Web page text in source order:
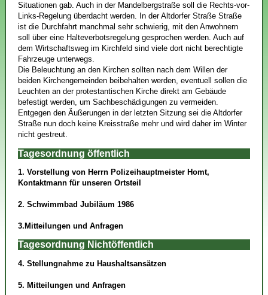
Situationen gab. Auch in der Mandelbergstraße soll die Rechts-vor-
Links-Regelung überdacht werden. In der Altdorfer Straße Straße
ist die Durchfahrt manchmal sehr schwierig, mit den Anwohnern
soll über eine Halteverbotsregelung gesprochen werden. Auch auf
dem Wirtschaftsweg im Kirchfeld sind viele dort nicht berechtigte
Fahrzeuge unterwegs.
Die Beleuchtung an den Kirchen sollten nach dem Willen der
beiden Kirchengemeinden beibehalten werden, eventuell sollen die
Leuchten an der protestantischen Kirche direkt am Gebäude
befestigt werden, um Sachbeschädigungen zu vermeiden.
Entgegen den Äußerungen in der letzten Sitzung sei die Altdorfer
Straße nun doch keine Kreisstraße mehr und wird daher im Winter
nicht gestreut.
Tagesordnung öffentlich
1. Vorstellung von Herrn Polizeihauptmeister Homt,
Kontaktmann für unseren Ortsteil
2. Schwimmbad Jubiläum 1986
3.Mitteilungen und Anfragen
Tagesordnung Nichtöffentlich
4. Stellungnahme zu Haushaltsansätzen
5. Mitteilungen und Anfragen